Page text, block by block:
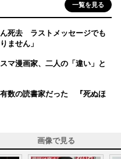
一覧を見る
死去 ラストメッセージでも
ません」
マ漫画家、二人の「違い」と
数の読書家だった 『死ぬほ
画像で見る